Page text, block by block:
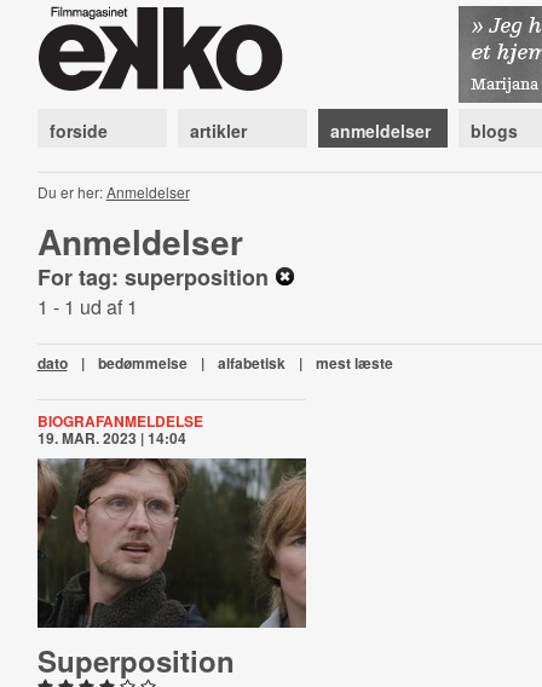
forside artikler anmeldelser blogs
Du er her:Anmeldelser
Anmeldelser
For tag: superposition
1 - 1 ud af 1
dato | bedømmelse | alfabetisk | mest læste
BIOGRAFANMELDELSE
19. MAR. 2023 | 14:04
Su­per­pos­i­tion